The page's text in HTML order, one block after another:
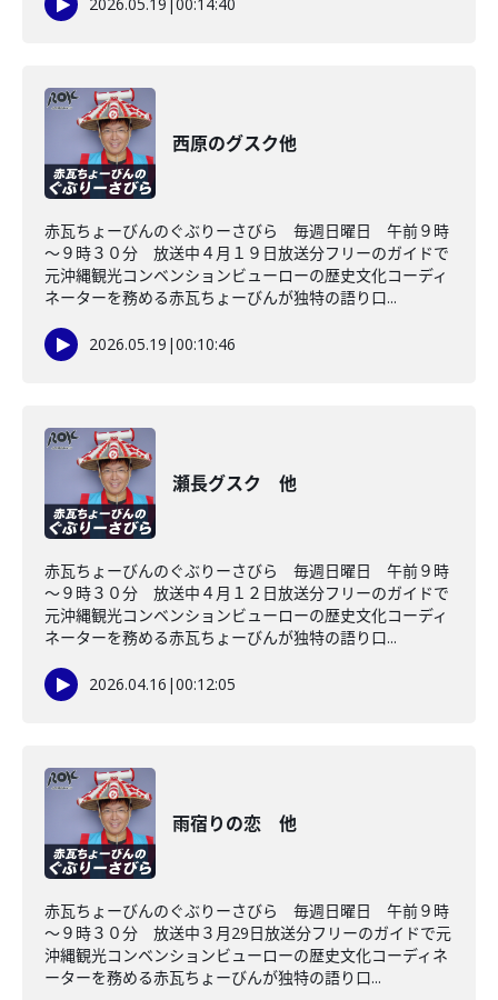
西原のグスク他
赤瓦ちょーびんのぐぶりーさびら 毎週日曜日 午前９時
～９時３０分 放送中４月１９日放送分フリーのガイドで
元沖縄観光コンベンションビューローの歴史文化コーディ
ネーターを務める赤瓦ちょーびんが独特の語り口...
2026.05.19 |00:10:46
瀬長グスク 他
赤瓦ちょーびんのぐぶりーさびら 毎週日曜日 午前９時
～９時３０分 放送中４月１２日放送分フリーのガイドで
元沖縄観光コンベンションビューローの歴史文化コーディ
ネーターを務める赤瓦ちょーびんが独特の語り口...
2026.04.16 |00:12:05
雨宿りの恋 他
赤瓦ちょーびんのぐぶりーさびら 毎週日曜日 午前９時
～９時３０分 放送中３月29日放送分フリーのガイドで元
沖縄観光コンベンションビューローの歴史文化コーディネ
ーターを務める赤瓦ちょーびんが独特の語り口...